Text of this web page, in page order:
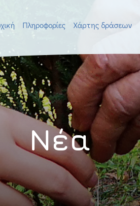
Πληροφορίες Χάρτης δράσεων
Νέα